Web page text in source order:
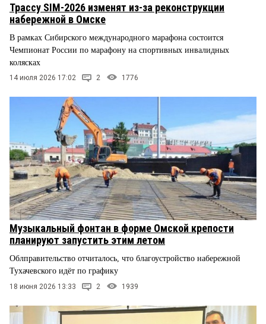
Трассу SIM-2026 изменят из-за реконструкции
набережной в Омске
В рамках Сибирского международного марафона состоится
Чемпионат России по марафону на спортивных инвалидных
колясках
14 июля 2026 17:02 2 1776
Музыкальный фонтан в форме Омской крепости
планируют запустить этим летом
Облправительство отчиталось, что благоустройство набережной
Тухачевского идёт по графику
18 июня 2026 13:33 2 1939